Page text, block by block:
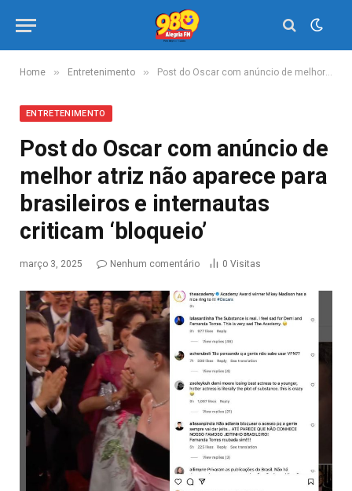
Home » Entretenimento » Post do Oscar com anúncio de melhor atriz não aparece para brasileiros e internautas criticam ‘bloqueio’
ENTRETENIMENTO
Post do Oscar com anúncio de
melhor atriz não aparece para
brasileiros e internautas
criticam ‘bloqueio’
março 3, 2025 Nenhum comentário 0 Visitas